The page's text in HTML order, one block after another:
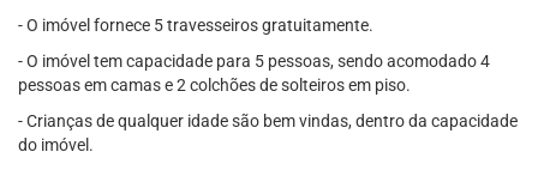
- O imóvel fornece 5 travesseiros gratuitamente.
- O imóvel tem capacidade para 5 pessoas, sendo acomodado 4
pessoas em camas e 2 colchões de solteiros em piso.
- Crianças de qualquer idade são bem vindas, dentro da capacidade
do imóvel.